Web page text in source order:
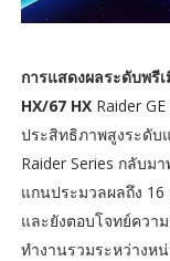
การแสดงผลระดับพรี
HX/67 HX Raider
ประสิทธิภาพสูงระดับ
Raider Series กลับม
แกนประมวลผลถึง
และยังตอบโจทย์ควา
ทำงานรวมระหว่างห